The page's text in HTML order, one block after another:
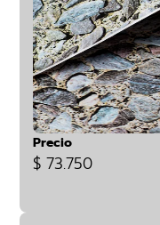
Precio
$ 73.750